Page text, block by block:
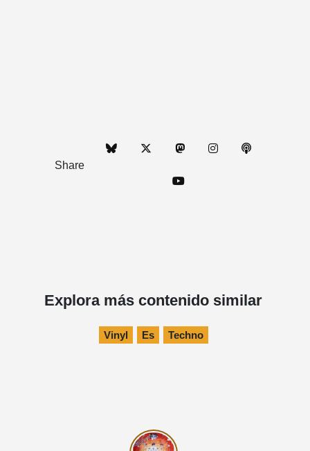
Share
Explora más contenido similar
Vinyl Es Techno